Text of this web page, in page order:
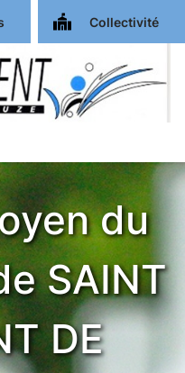
Collectivité
du
SAINT
DE